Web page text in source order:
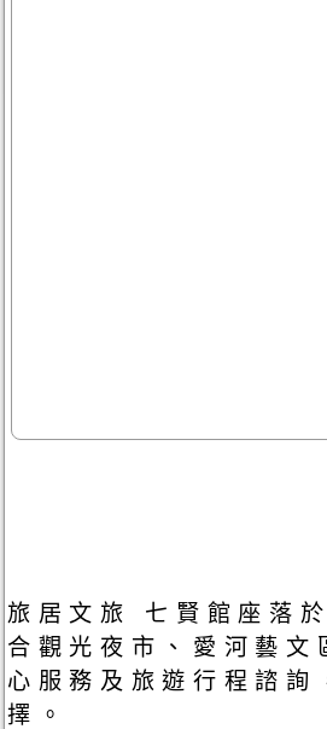
旅居文旅 七賢館座落
合觀光夜市、愛河藝
心服務及旅遊行程諮
擇。